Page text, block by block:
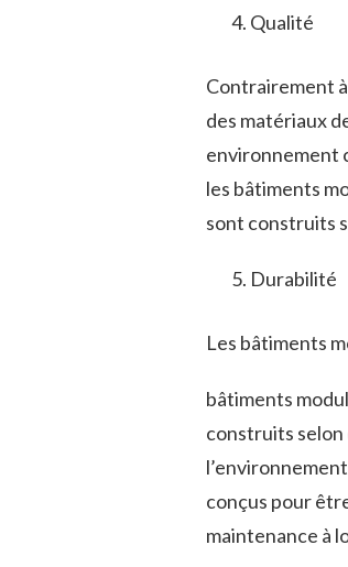
Qualité
Contrairement
des matériaux
environnement
les bâtiments
sont construits
Durabilité
Les bâtiments
bâtiments
construits selon
conçus pour
maintenance à